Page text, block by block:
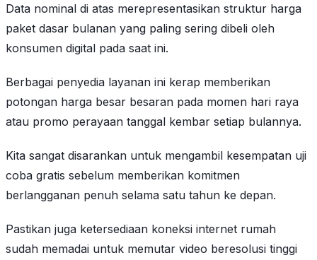
Data nominal di atas merepresentasikan struktur harga
paket dasar bulanan yang paling sering dibeli oleh
konsumen digital pada saat ini.
Berbagai penyedia layanan ini kerap memberikan
potongan harga besar besaran pada momen hari raya
atau promo perayaan tanggal kembar setiap bulannya.
Kita sangat disarankan untuk mengambil kesempatan uji
coba gratis sebelum memberikan komitmen
berlangganan penuh selama satu tahun ke depan.
Pastikan juga ketersediaan koneksi internet rumah
sudah memadai untuk memutar video beresolusi tinggi